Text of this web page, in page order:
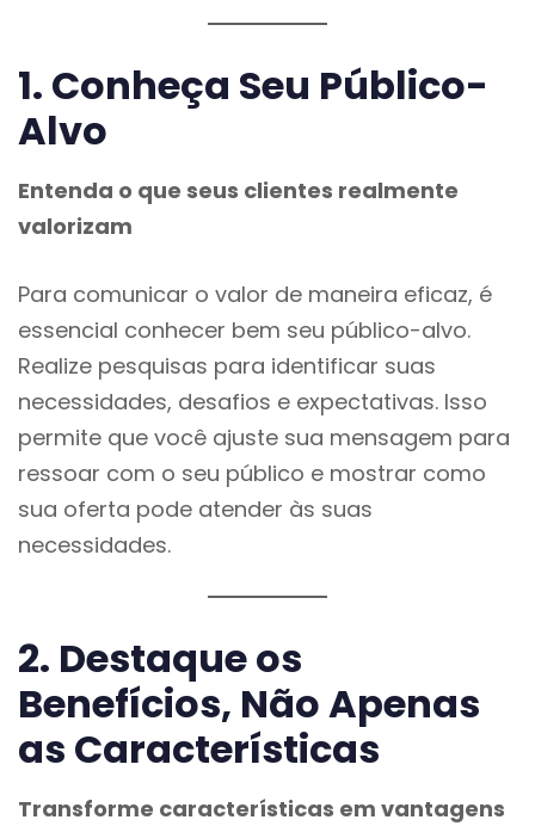
1. Conheça Seu Público-
Alvo
Entenda o que seus clientes realmente
valorizam
Para comunicar o valor de maneira eficaz, é
essencial conhecer bem seu público-alvo.
Realize pesquisas para identificar suas
necessidades, desafios e expectativas. Isso
permite que você ajuste sua mensagem para
ressoar com o seu público e mostrar como
sua oferta pode atender às suas
necessidades.
2. Destaque os
Benefícios, Não Apenas
as Características
Transforme características em vantagens